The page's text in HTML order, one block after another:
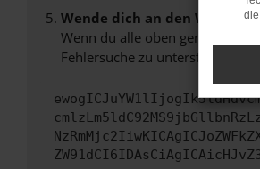
Wende dich an den
Wenn du alle oben genannten
Fehlersuche zu unterstützen: